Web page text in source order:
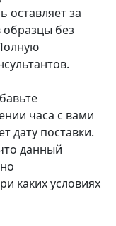
оставляет за
без
часа с вами
дату поставки.
данный
каких условиях